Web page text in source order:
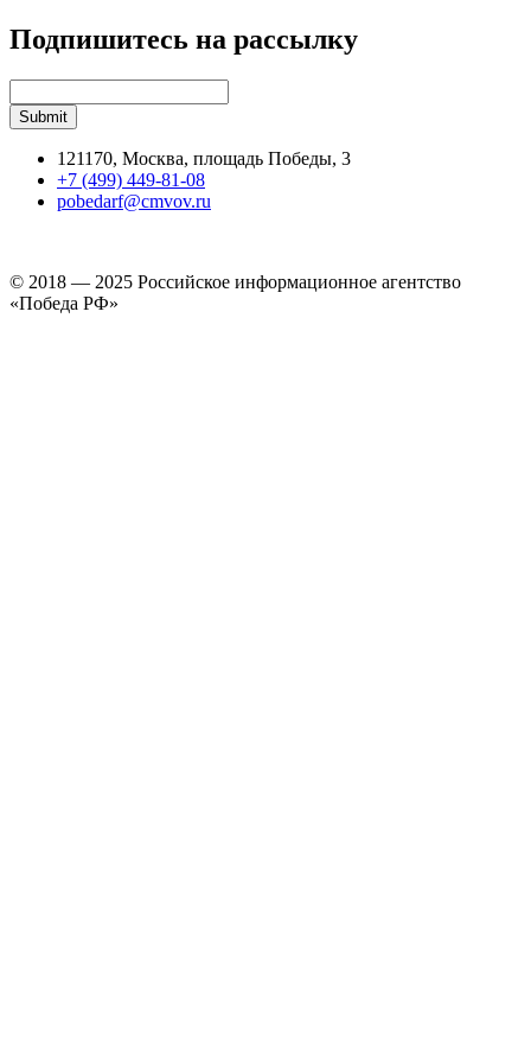
Подпишитесь на рассылку
121170, Москва, площадь Победы, 3
+7 (499) 449-81-08
pobedarf@cmvov.ru
© 2018 — 2025 Российское информационное агентство
«Победа РФ»